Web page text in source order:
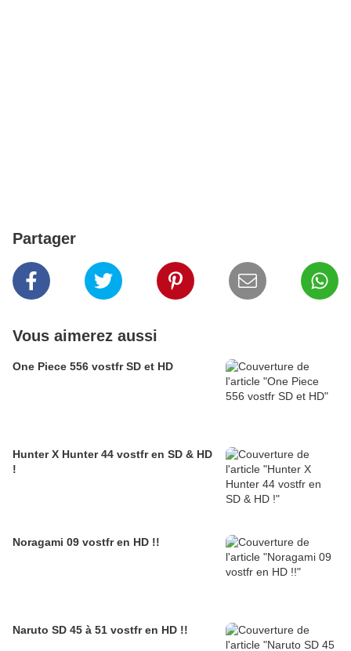
Partager
Vous aimerez aussi
One Piece 556 vostfr SD et HD
Hunter X Hunter 44 vostfr en SD & HD
!
Noragami 09 vostfr en HD !!
Naruto SD 45 à 51 vostfr en HD !!